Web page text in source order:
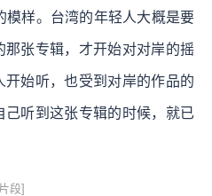
模样。台湾的年轻人大概是要
那张专辑，才开始对对岸的摇
始听，也受到对岸的作品的
己听到这张专辑的时候，就已
段]